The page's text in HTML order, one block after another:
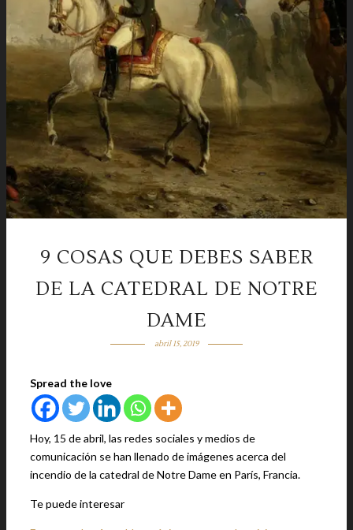
9 COSAS QUE DEBES SABER
DE LA CATEDRAL DE NOTRE
DAME
abril 15, 2019
Spread the love
Hoy, 15 de abril, las redes sociales y medios de
comunicación se han llenado de imágenes acerca del
incendio de la catedral de Notre Dame en París, Francia.
Te puede interesar